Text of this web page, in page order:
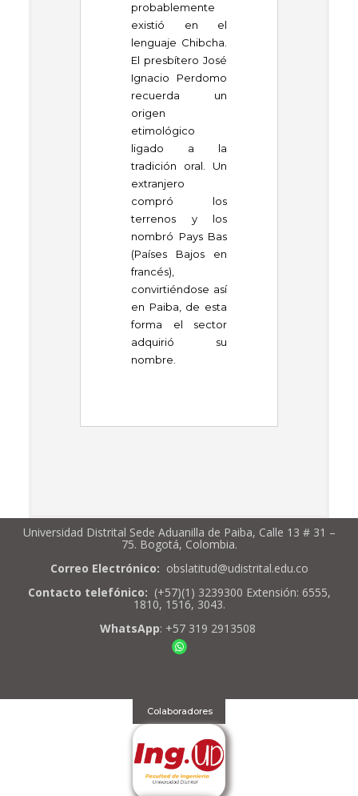
probablemente
existió en el
lenguaje Chibcha.
El presbítero José
Ignacio Perdomo
recuerda un
origen
etimológico
ligado a la
tradición oral. Un
extranjero
compró los
terrenos y los
nombró Pays Bas
(Países Bajos en
francés),
convirtiéndose así
en Paiba, de esta
forma el sector
adquirió su
nombre.
Universidad Distrital Sede Aduanilla de Paiba, Calle 13 # 31 –
75. Bogotá, Colombia.
Correo Electrónico: obslatitud@udistrital.edu.co
Contacto telefónico: (+57)(1) 3239300 Extensión: 6555,
1810, 1516, 3043.
WhatsApp: +57 319 2913508
Colaboradores